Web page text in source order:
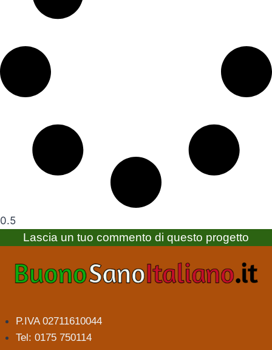
Lascia un tuo commento di questo progetto
P.IVA 02711610044
Tel: 0175 750114